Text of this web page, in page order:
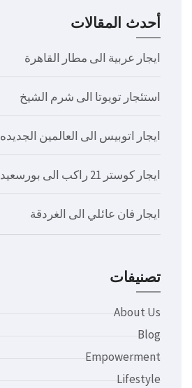
أحدث المقالات
ايجار عربية الى مطار القاهرة
استئجار تويوتا الى شرم الشيخ
ايجار اتوبيس الى العالمين الجديده
ايجار كوستر 21 راكب الى بورسعيد
ايجار فان عائلي الى الغردقة
تصنيفات
About Us
Blog
Empowerment
Lifestyle